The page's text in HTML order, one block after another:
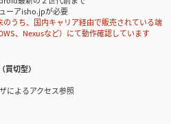
ーアisho.jpが必要
うち、国内キャリア経由で販売されている端
、Nexusなど）にて動作確認しています
買切型）
によるアクセス参照